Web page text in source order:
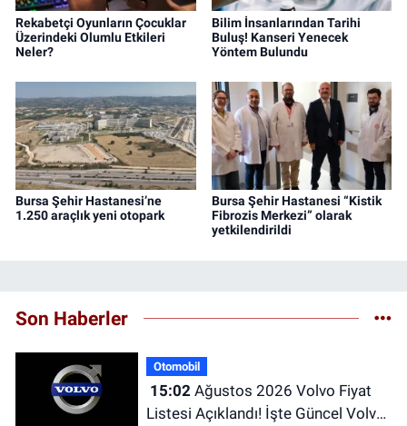
Rekabetçi Oyunların Çocuklar
Üzerindeki Olumlu Etkileri
Neler?
Bilim İnsanlarından Tarihi
Buluş! Kanseri Yenecek
Yöntem Bulundu
Bursa Şehir Hastanesi’ne
1.250 araçlık yeni otopark
Bursa Şehir Hastanesi “Kistik
Fibrozis Merkezi” olarak
yetkilendirildi
Son Haberler
Otomobil
15:02Ağustos 2026 Volvo Fiyat
Listesi Açıklandı! İşte Güncel Volvo